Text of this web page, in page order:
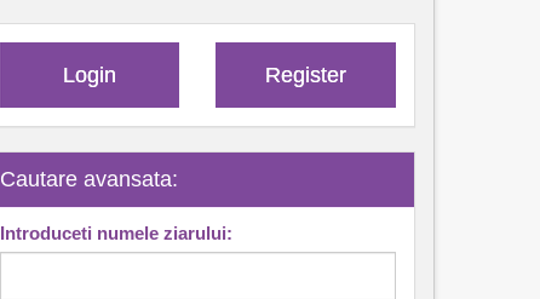
Login Register
Cautare avansata:
Introduceti numele ziarului: